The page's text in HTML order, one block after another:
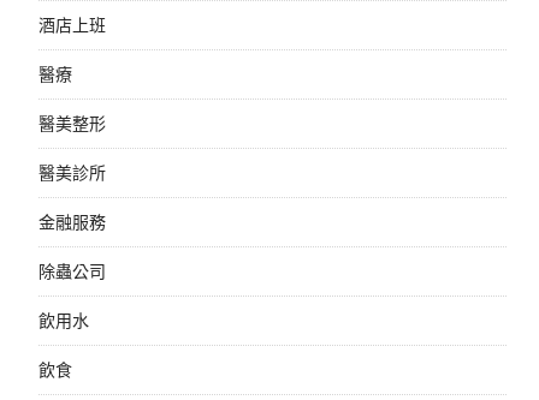
酒店上班
醫療
醫美整形
醫美診所
金融服務
除蟲公司
飲用水
飲食